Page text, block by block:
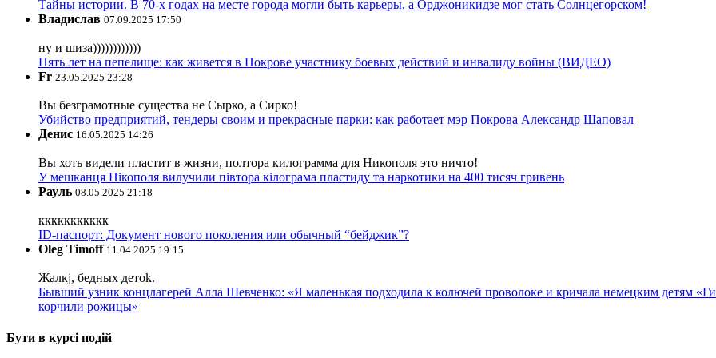
Тайны истории. В 70-х годах на месте города могли быть карьеры, а Орджоникидзе мог стать Солнцегорском!
Владислав 07.09.2025 17:50
ну и шиза))))))))))))
Пять лет на пепелище: как живется в Покрове участнику боевых действий и инвалиду войны (ВИДЕО)
Fr 23.05.2025 23:28
Вы безграмотные существа не Сырко, а Сирко!
Убийство предприятий, тендеры своим и прекрасные парки: как работает мэр Покрова Александр Шаповал
Денис 16.05.2025 14:26
Вы хоть видели пластит в жизни, полтора килограмма для Никополя это ничто!
У мешканця Нікополя вилучили півтора кілограма пластиду та наркотики на 400 тисяч гривень
Рауль 08.05.2025 21:18
ккккккккккк
ID-паспорт: Документ нового поколения или обычный “бейджик”?
Oleg Timoff 11.04.2025 19:15
Жалкj, бедных детok.
Бывший узник концлагерей Алла Шевченко: «Я маленькая подходила к колючей проволоке и кричала немецким детям
корчили рожицы»
Бути в курсі подій